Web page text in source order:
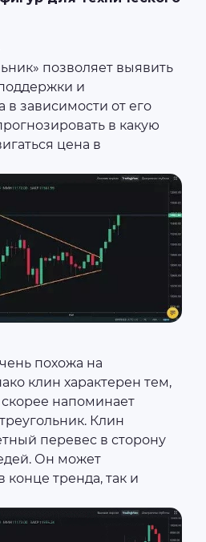
позволяет выявить
и
в зависимости от его
в какую
цена в
похожа на
клин характерен тем,
напоминает
Клин
перевес в сторону
Он может
конце тренда, так и